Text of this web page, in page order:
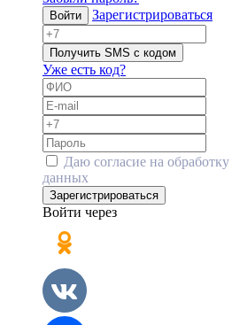
Войти Зарегистрироваться
Получить SMS с кодом
Уже есть код?
Даю согласие на обработку
данных
Зарегистрироваться
Войти через